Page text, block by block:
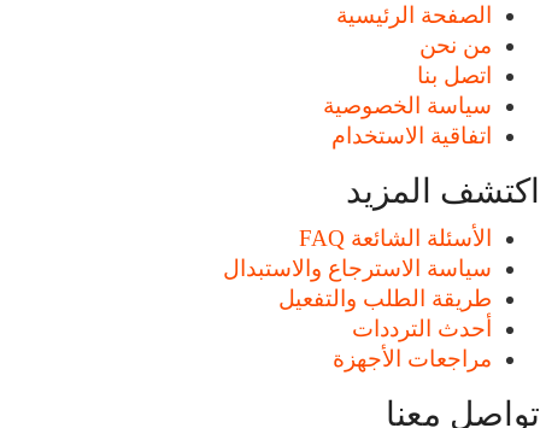
الصفحة الرئيسية
من نحن
اتصل بنا
سياسة الخصوصية
اتفاقية الاستخدام
اكتشف المزيد
الأسئلة الشائعة FAQ
سياسة الاسترجاع والاستبدال
طريقة الطلب والتفعيل
أحدث الترددات
مراجعات الأجهزة
تواصل معنا